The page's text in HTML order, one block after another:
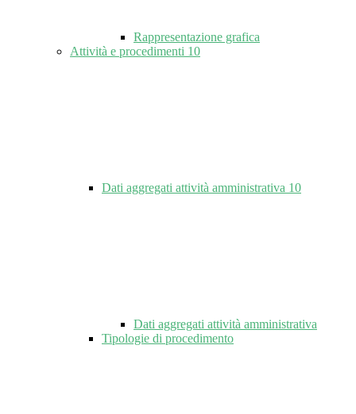
Rappresentazione grafica
Attività e procedimenti 10
Dati aggregati attività amministrativa 10
Dati aggregati attività amministrativa
Tipologie di procedimento